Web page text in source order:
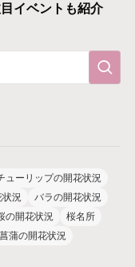
イベントも紹介
ューリップの開花状況
況
バラの開花状況
の開花状況
桜名所
蒲の開花状況